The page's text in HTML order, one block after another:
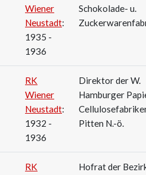
Wiener
Neustadt:
1935 -
1936
Schokolade­- u.
RK
Wiener
Neustadt:
1932 -
1936
Direktor der W.
Hamburger
Pitten N.-ö.
RK
Hofrat der